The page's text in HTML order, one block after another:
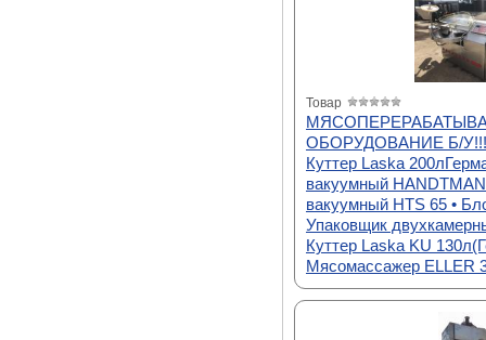
Товар
ОБОРУДОВАНИЕ Б/У!!!
Куттер Laska
вакуумный
вакуумный HTS 65 •
Упаковщик
Куттер Laska KU
Мясомассажер ELLER